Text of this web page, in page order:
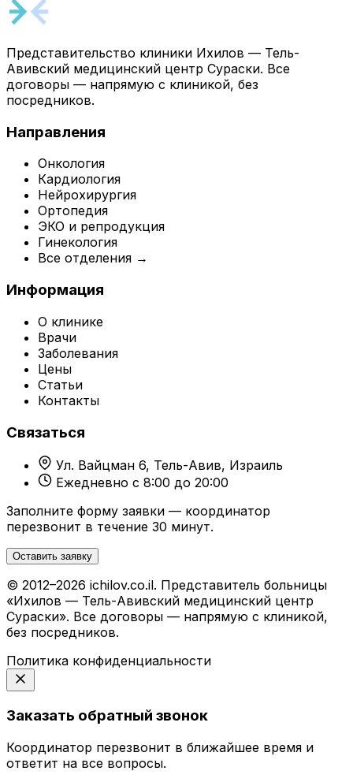
Представительство клиники Ихилов — Тель-
Авивский медицинский центр Сураски. Все
договоры — напрямую с клиникой, без
посредников.
Направления
Онкология
Кардиология
Нейрохирургия
Ортопедия
ЭКО и репродукция
Гинекология
Все отделения →
Информация
О клинике
Врачи
Заболевания
Цены
Статьи
Контакты
Связаться
Ул. Вайцман 6, Тель-Авив, Израиль
Ежедневно с 8:00 до 20:00
Заполните форму заявки — координатор
перезвонит в течение 30 минут.
Оставить заявку
© 2012–2026 ichilov.co.il. Представитель больницы
«Ихилов — Тель-Авивский медицинский центр
Сураски». Все договоры — напрямую с клиникой,
без посредников.
Политика конфиденциальности
Заказать обратный звонок
Координатор перезвонит в ближайшее время и
ответит на все вопросы.